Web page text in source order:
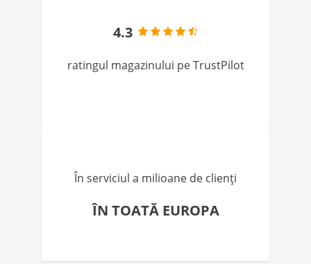
4.3
ratingul magazinului pe TrustPilot
În serviciul a milioane de clienți
ÎN TOATĂ EUROPA